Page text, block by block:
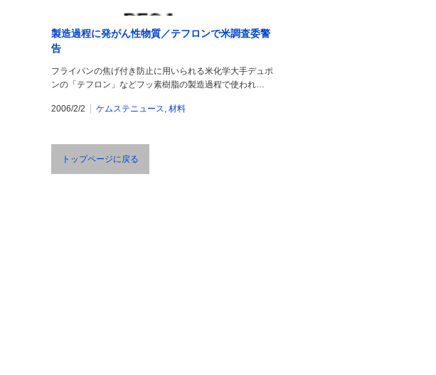
製造過程に発がん性物質／テフロンで米調査委警
告
フライパンの焦げ付き防止に用いられる米化学大手デュポ
ンの「テフロン」などフッ素樹脂の製造過程で使われ…
2006/2/2 ケムステニュース, 材料
トップページに戻る